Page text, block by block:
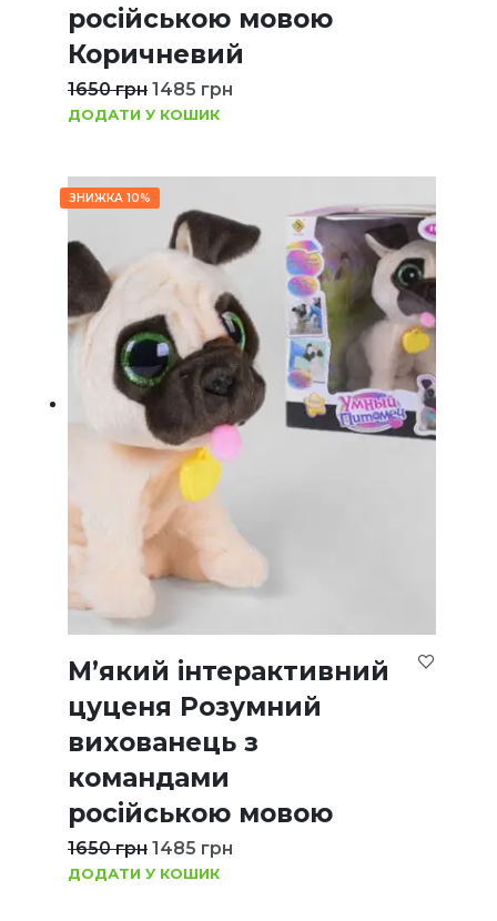
російською мовою
Коричневий
1650грн 1485 грн
ДОДАТИ У КОШИК
ЗНИЖКА 10%
М’який інтерактивний
цуценя Розумний
вихованець з
командами
російською мовою
1650грн 1485 грн
ДОДАТИ У КОШИК